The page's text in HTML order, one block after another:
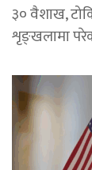
३० वैशाख,
शृङ्खलामा